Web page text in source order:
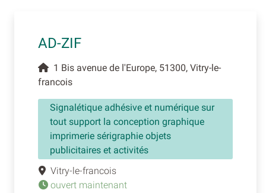
AD-ZIF
1 Bis avenue de l'Europe, 51300, Vitry-le-
francois
Signalétique adhésive et numérique sur
tout support la conception graphique
imprimerie sérigraphie objets
publicitaires et activités
Vitry-le-francois
ouvert maintenant